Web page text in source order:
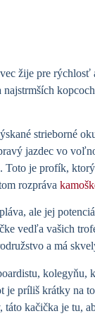
žije pre
strieborné
jazdec vo
je profík,
rozpráva
ale jej
vedľa vašich
a má
kolegyňu,
príliš krátky na
táto kačička je tu,